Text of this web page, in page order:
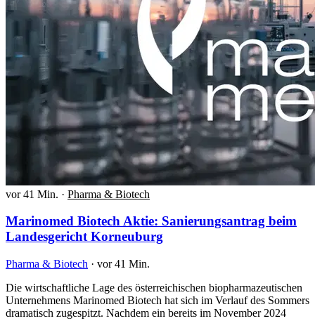
vor 41 Min. · Pharma & Biotech
Marinomed Biotech Aktie: Sanierungsantrag beim
Landesgericht Korneuburg
Pharma & Biotech · vor 41 Min.
Die wirtschaftliche Lage des österreichischen biopharmazeutischen
Unternehmens Marinomed Biotech hat sich im Verlauf des Sommers
dramatisch zugespitzt. Nachdem ein bereits im November 2024